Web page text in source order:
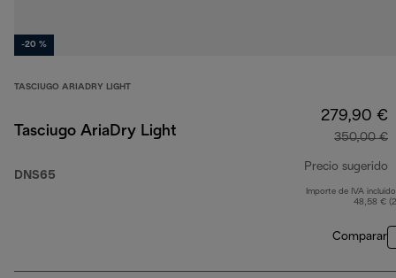
-20 %
TASCIUGO ARIADRY LIGHT
Tasciugo AriaDry Light
DNS65
279,90 €
350,00 €
Precio sugerido
Importe de IVA
48,58 €
Comparar